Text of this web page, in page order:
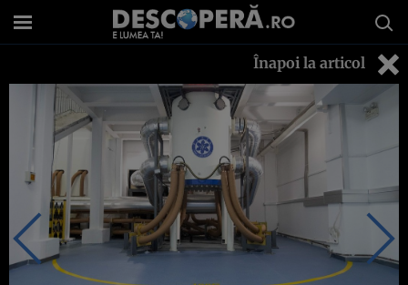
Înapoi la articol